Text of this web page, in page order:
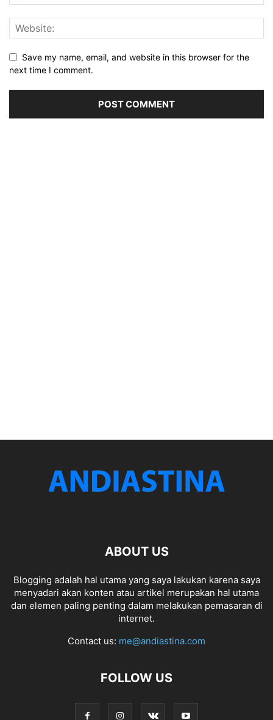
Save my name, email, and website in this browser for the
next time I comment.
ABOUT US
Blogging adalah hal utama yang saya lakukan karena saya
menyadari akan konten atau artikel merupakan hal utama
dan elemen paling penting dalam melakukan pemasaran di
internet.
Contact us: me@andiastina.com
FOLLOW US